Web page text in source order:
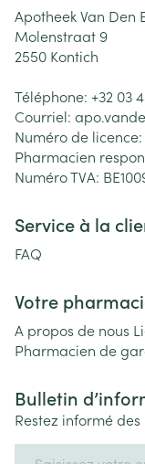
Apotheek Van Den
Molenstraat 9
2550 Kontich
Téléphone: +32 03
Courriel:
Numéro de licence:
Pharmacien
Numéro TVA:
Service à la
FAQ
Votre
A propos de nous
Pharmacien de
Bulletin
Restez informé